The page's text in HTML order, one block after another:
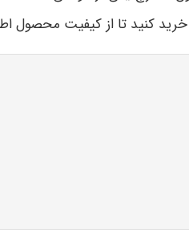
کنید تا از کیفیت محصول